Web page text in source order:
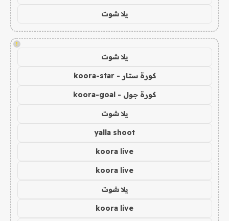
يلا شوت
!
يلا شوت
كورة ستار - koora-star
كورة جول - koora-goal
يلا شوت
yalla shoot
koora live
koora live
يلا شوت
koora live